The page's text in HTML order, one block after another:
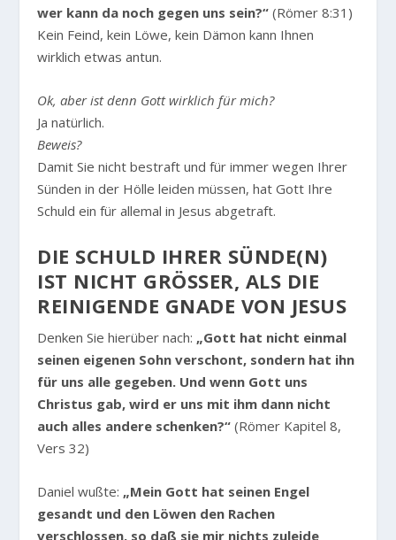
wer kann da noch gegen uns sein?“ (Römer 8:31)
Kein Feind, kein Löwe, kein Dämon kann Ihnen
wirklich etwas antun.
Ok, aber ist denn Gott wirklich für mich?
Ja natürlich.
Beweis?
Damit Sie nicht bestraft und für immer wegen Ihrer
Sünden in der Hölle leiden müssen, hat Gott Ihre
Schuld ein für allemal in Jesus abgetraft.
DIE SCHULD IHRER SÜNDE(N)
IST NICHT GRÖSSER, ALS DIE R
EINIGENDE GNADE VON JESUS
Denken Sie hierüber nach: „Gott hat nicht einmal
seinen eigenen Sohn verschont, sondern hat ihn
für uns alle gegeben. Und wenn Gott uns
Christus gab, wird er uns mit ihm dann nicht
auch alles andere schenken?“ (Römer Kapitel 8,
Vers 32)
Daniel wußte: „Mein Gott hat seinen Engel
gesandt und den Löwen den Rachen
verschlossen, so daß sie mir nichts zuleide